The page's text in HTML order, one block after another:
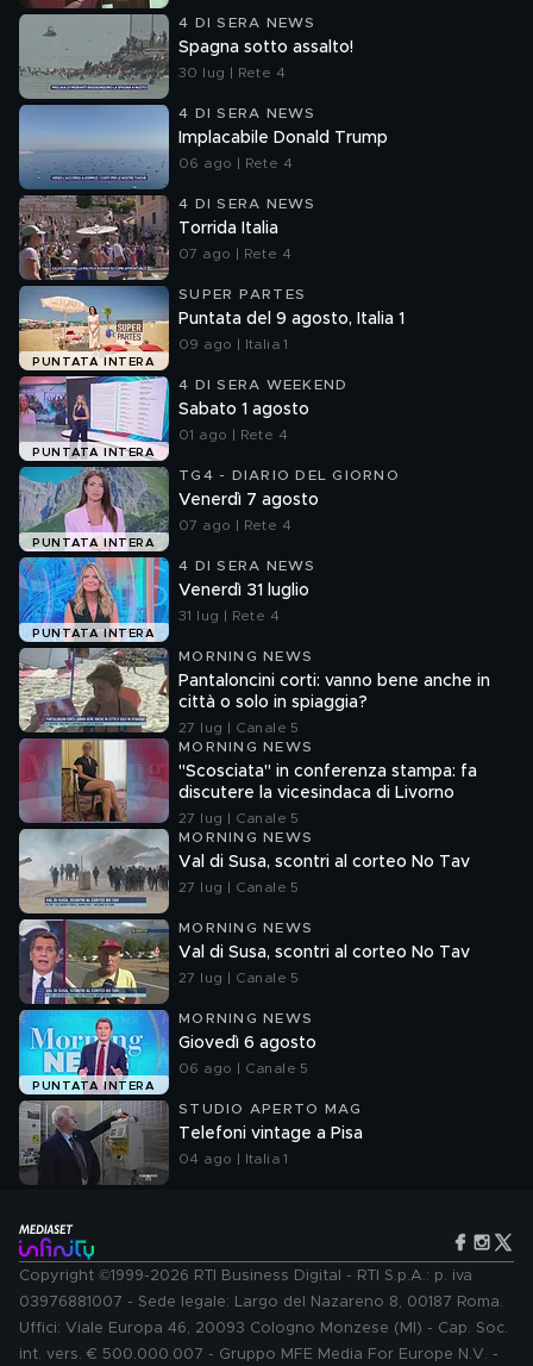
4 DI SERA NEWS
Spagna sotto assalto!
30 lug | Rete 4
4 DI SERA NEWS
Implacabile Donald Trump
06 ago | Rete 4
4 DI SERA NEWS
Torrida Italia
07 ago | Rete 4
PUNTATA INTERA
SUPER PARTES
Puntata del 9 agosto, Italia 1
09 ago | Italia 1
PUNTATA INTERA
4 DI SERA WEEKEND
Sabato 1 agosto
01 ago | Rete 4
PUNTATA INTERA
TG4 - DIARIO DEL GIORNO
Venerdì 7 agosto
07 ago | Rete 4
PUNTATA INTERA
4 DI SERA NEWS
Venerdì 31 luglio
31 lug | Rete 4
MORNING NEWS
Pantaloncini corti: vanno bene anche in
città o solo in spiaggia?
27 lug | Canale 5
MORNING NEWS
"Scosciata" in conferenza stampa: fa
discutere la vicesindaca di Livorno
27 lug | Canale 5
MORNING NEWS
Val di Susa, scontri al corteo No Tav
27 lug | Canale 5
MORNING NEWS
Val di Susa, scontri al corteo No Tav
27 lug | Canale 5
PUNTATA INTERA
MORNING NEWS
Giovedì 6 agosto
06 ago | Canale 5
STUDIO APERTO MAG
Telefoni vintage a Pisa
04 ago | Italia 1
Copyright ©1999-2026 RTI Business Digital - RTI S.p.A.: p. iva
03976881007 - Sede legale: Largo del Nazareno 8, 00187 Roma.
Uffici: Viale Europa 46, 20093 Cologno Monzese (MI) - Cap. Soc.
int. vers. € 500.000.007 - Gruppo MFE Media For Europe N.V. -